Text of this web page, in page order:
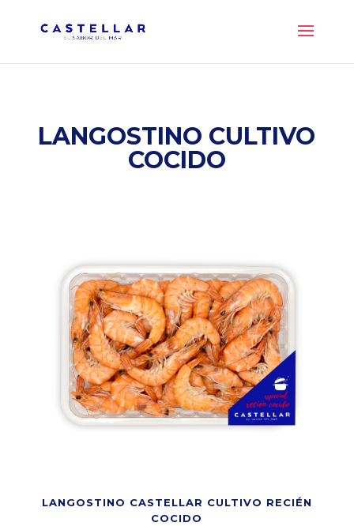
LANGOSTINO CULTIVO
COCIDO
LANGOSTINO CASTELLAR CULTIVO RECIÉN
COCIDO